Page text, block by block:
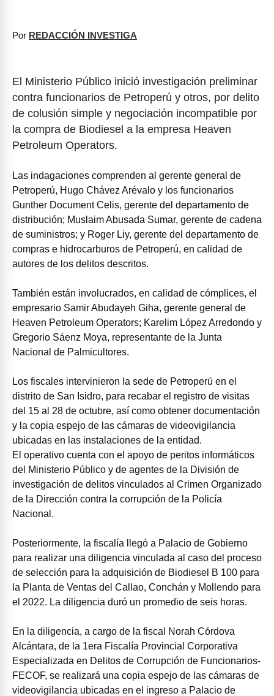
Por REDACCIÓN INVESTIGA
El Ministerio Público inició investigación preliminar
contra funcionarios de Petroperú y otros, por delito
de colusión simple y negociación incompatible por
la compra de Biodiesel a la empresa Heaven
Petroleum Operators.
Las indagaciones comprenden al gerente general de
Petroperú, Hugo Chávez Arévalo y los funcionarios
Gunther Document Celis, gerente del departamento de
distribución; Muslaim Abusada Sumar, gerente de cadena
de suministros; y Roger Liy, gerente del departamento de
compras e hidrocarburos de Petroperú, en calidad de
autores de los delitos descritos.
También están involucrados, en calidad de cómplices, el
empresario Samir Abudayeh Giha, gerente general de
Heaven Petroleum Operators; Karelim López Arredondo y
Gregorio Sáenz Moya, representante de la Junta
Nacional de Palmicultores.
Los fiscales intervinieron la sede de Petroperú en el
distrito de San Isidro, para recabar el registro de visitas
del 15 al 28 de octubre, así como obtener documentación
y la copia espejo de las cámaras de videovigilancia
ubicadas en las instalaciones de la entidad.
El operativo cuenta con el apoyo de peritos informáticos
del Ministerio Público y de agentes de la División de
investigación de delitos vinculados al Crimen Organizado
de la Dirección contra la corrupción de la Policía
Nacional.
Posteriormente, la fiscalía llegó a Palacio de Gobierno
para realizar una diligencia vinculada al caso del proceso
de selección para la adquisición de Biodiesel B 100 para
la Planta de Ventas del Callao, Conchán y Mollendo para
el 2022. La diligencia duró un promedio de seis horas.
En la diligencia, a cargo de la fiscal Norah Córdova
Alcántara, de la 1era Fiscalía Provincial Corporativa
Especializada en Delitos de Corrupción de Funcionarios-
FECOF, se realizará una copia espejo de las cámaras de
videovigilancia ubicadas en el ingreso a Palacio de